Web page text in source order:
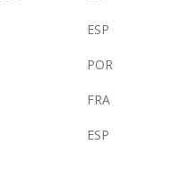
ESP
POR
FRA
ESP